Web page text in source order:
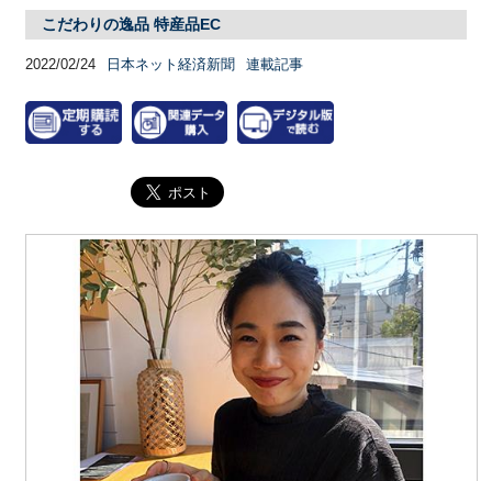
こだわりの逸品 特産品EC
2022/02/24 日本ネット経済新聞 連載記事